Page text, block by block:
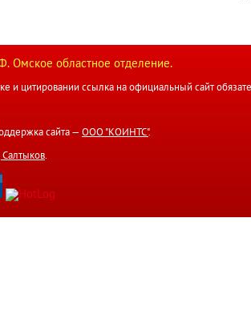
Омское областное отделение.
и цитировании ссылка на официальный сайт
сайта — ООО "КОИНТС".
Салтыков.